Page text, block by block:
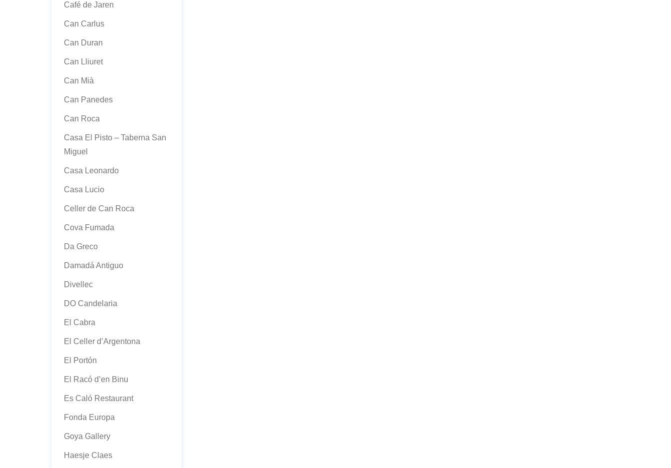
Café de Jaren
Can Carlus
Can Duran
Can Lliuret
Can Mià
Can Panedes
Can Roca
Casa El Pisto – Taberna San
Miguel
Casa Leonardo
Casa Lucio
Celler de Can Roca
Cova Fumada
Da Greco
Damadá Antiguo
Divellec
DO Candelaria
El Cabra
El Celler d’Argentona
El Portón
El Racó d’en Binu
Es Caló Restaurant
Fonda Europa
Goya Gallery
Haesje Claes